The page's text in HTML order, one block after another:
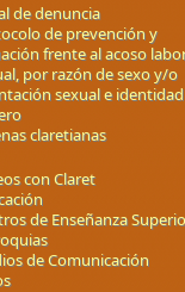
de denuncia
de prevención y
frente al acoso
por razón de sexo y/o
sexual e
claretianas
con Claret
de Enseñanza
de Comunicación